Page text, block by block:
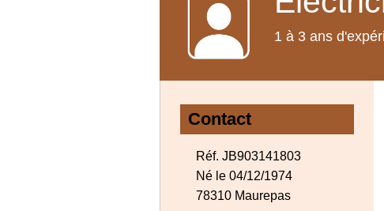
1 à 3 ans
Contact
Réf. JB903141803
Né le 04/12/1974
78310 Maurepas